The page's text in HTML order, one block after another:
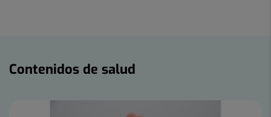
Contenidos de salud